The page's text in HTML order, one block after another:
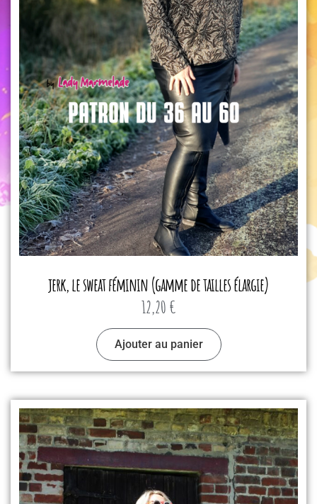
jerk, le sweat féminin (gamme de tailles élargie)
12,20 €
Ajouter au panier